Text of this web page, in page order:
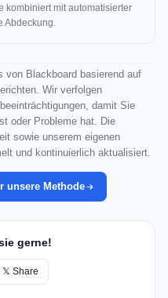
kombiniert mit automatisierter
Abdeckung.
von Blackboard basierend auf
Wir verfolgen
damit Sie
oder Probleme hat. Die
sowie unserem eigenen
und kontinuierlich aktualisiert.
unsere Methode
gerne!
𝕏 Share